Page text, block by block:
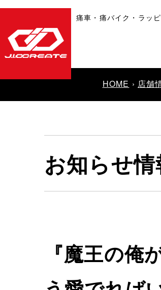
痛車・痛バイク・ラッ
HOME › 店舗
お知らせ情
『魔王の